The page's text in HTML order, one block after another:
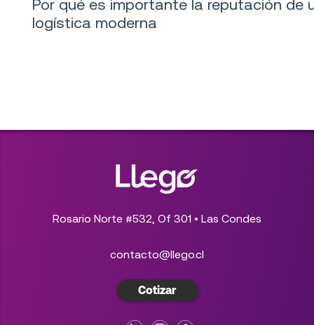
Por qué es importante la reputación de
logística moderna
Rosario Norte #532, Of 301 • Las Condes
contacto@llego.cl
Cotizar